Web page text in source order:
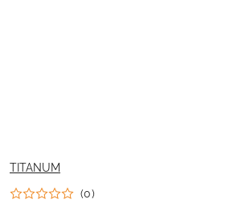
NAZWA
PRODUCENTA:
TITANUM
(0)